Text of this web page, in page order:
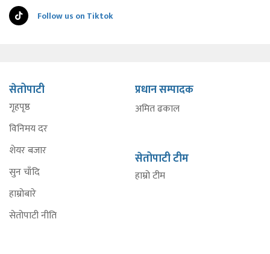
Follow us on Tiktok
सेतोपाटी
गृहपृष्ठ
विनिमय दर
शेयर बजार
सुन चाँदि
हाम्रोबारे
सेतोपाटी नीति
प्रधान सम्पादक
अमित ढकाल
सेतोपाटी टीम
हाम्रो टीम